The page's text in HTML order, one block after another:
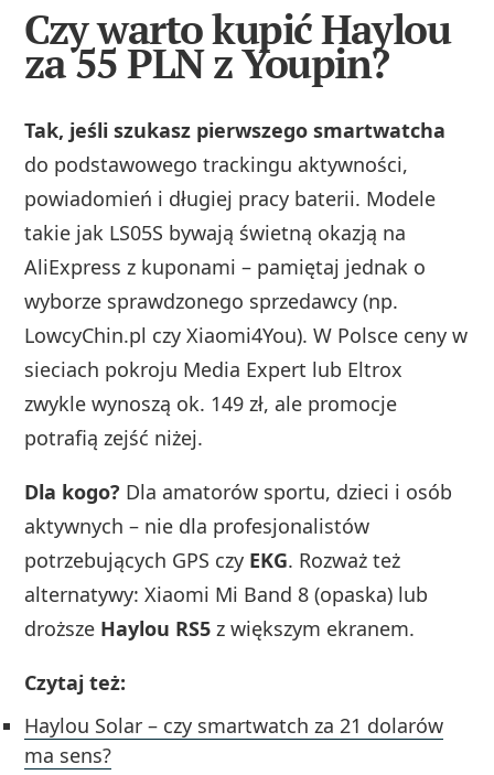
Czy warto kupić Haylou
za 55 PLN z Youpin?
Tak, jeśli szukasz pierwszego smartwatcha
do podstawowego trackingu aktywności,
powiadomień i długiej pracy baterii. Modele
takie jak LS05S bywają świetną okazją na
AliExpress z kuponami – pamiętaj jednak o
wyborze sprawdzonego sprzedawcy (np.
LowcyChin.pl czy Xiaomi4You). W Polsce ceny w
sieciach pokroju Media Expert lub Eltrox
zwykle wynoszą ok. 149 zł, ale promocje
potrafią zejść niżej.
Dla kogo? Dla amatorów sportu, dzieci i osób
aktywnych – nie dla profesjonalistów
potrzebujących GPS czy EKG. Rozważ też
alternatywy: Xiaomi Mi Band 8 (opaska) lub
droższe Haylou RS5 z większym ekranem.
Czytaj też:
Haylou Solar – czy smartwatch za 21 dolarów
ma sens?